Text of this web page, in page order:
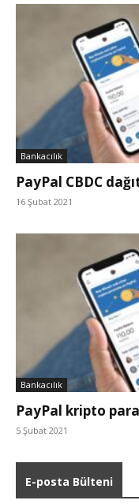
Bankacılık
PayPal CBDC
16 Şubat 2021
Bankacılık
PayPal kripto
5 Şubat 2021
E-posta Bülteni